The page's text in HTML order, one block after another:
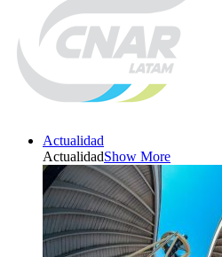
Actualidad
ActualidadShow More